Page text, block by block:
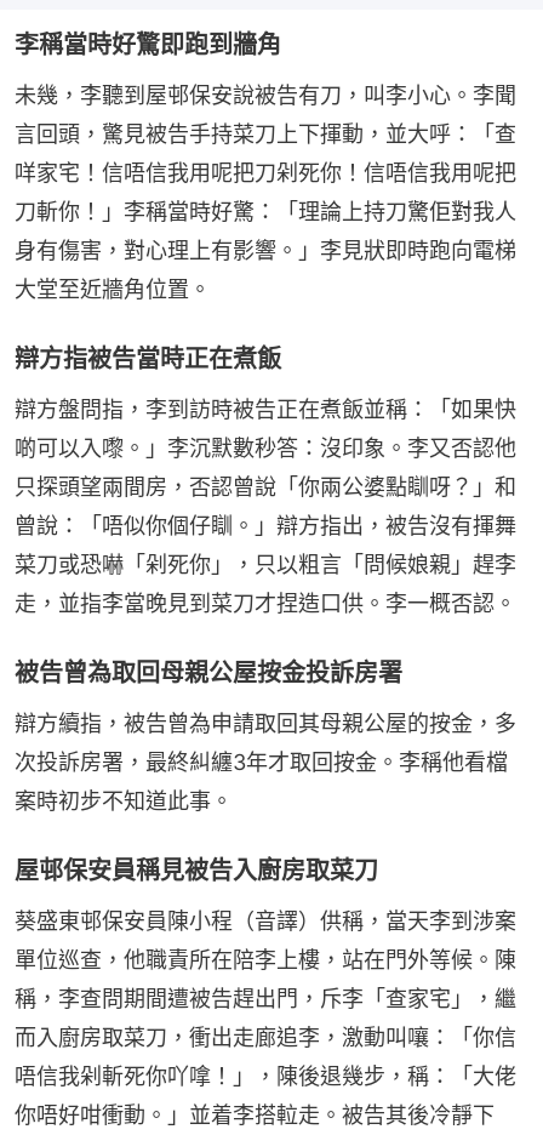
李稱當時好驚即跑到牆角
未幾，李聽到屋邨保安說被告有刀，叫李小心。李聞
言回頭，驚見被告手持菜刀上下揮動，並大呼：「查
咩家宅！信唔信我用呢把刀剁死你！信唔信我用呢把
刀斬你！」李稱當時好驚：「理論上持刀驚佢對我人
身有傷害，對心理上有影響。」李見狀即時跑向電梯
大堂至近牆角位置。
辯方指被告當時正在煮飯
辯方盤問指，李到訪時被告正在煮飯並稱：「如果快
啲可以入嚟。」李沉默數秒答：沒印象。李又否認他
只探頭望兩間房，否認曾說「你兩公婆點瞓呀？」和
曾說：「唔似你個仔瞓。」辯方指出，被告沒有揮舞
菜刀或恐嚇「剁死你」，只以粗言「問候娘親」趕李
走，並指李當晚見到菜刀才捏造口供。李一概否認。
被告曾為取回母親公屋按金投訴房署
辯方續指，被告曾為申請取回其母親公屋的按金，多
次投訴房署，最終糾纏3年才取回按金。李稱他看檔
案時初步不知道此事。
屋邨保安員稱見被告入廚房取菜刀
葵盛東邨保安員陳小程（音譯）供稱，當天李到涉案
單位巡查，他職責所在陪李上樓，站在門外等候。陳
稱，李查問期間遭被告趕出門，斥李「查家宅」，繼
而入廚房取菜刀，衝出走廊追李，激動叫嚷：「你信
唔信我剁斬死你吖嗱！」，陳後退幾步，稱：「大佬
你唔好咁衝動。」並着李搭𨋢走。被告其後冷靜下